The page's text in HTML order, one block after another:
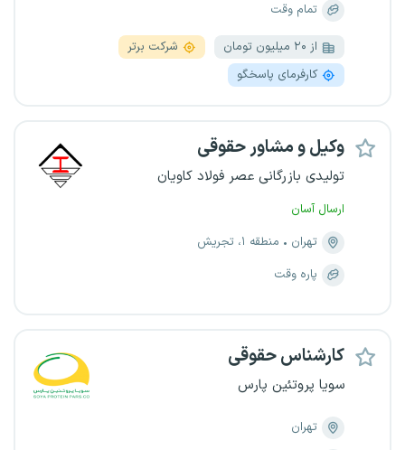
تمام وقت
از ۲۰ میلیون تومان
شرکت برتر
کارفرمای پاسخگو
وکیل و مشاور حقوقی
تولیدی بازرگانی عصر فولاد کاویان
ارسال آسان
تهران
منطقه ۱، تجریش
پاره وقت
کارشناس حقوقی
سویا پروتئین پارس
تهران